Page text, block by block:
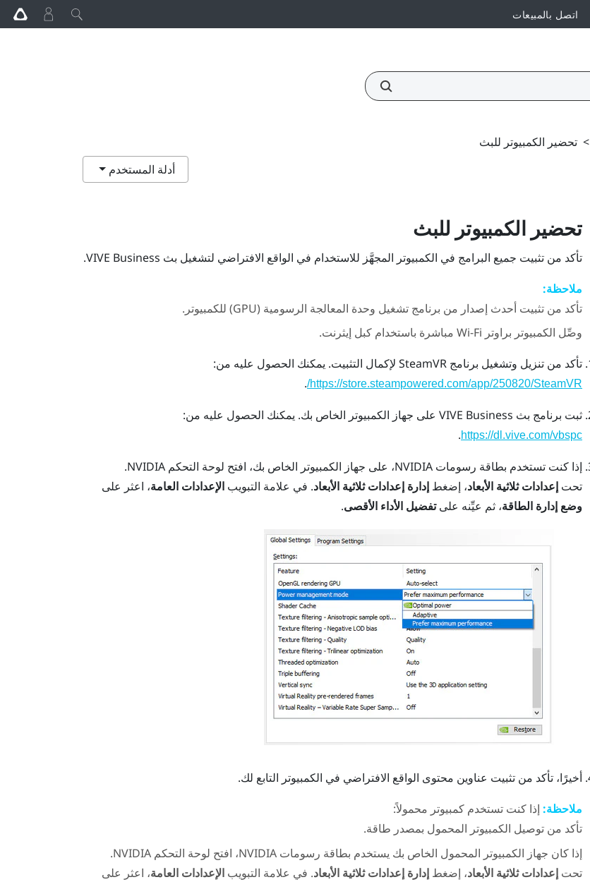
اتصل بالمبيعات
> تحضير الكمبيوتر للبث
أدلة المستخدم
تحضير الكمبيوتر للبث
تأكد من تثبيت جميع البرامج في الكمبيوتر المجهَّز للاستخدام في الواقع الافتراضي لتشغيل بث VIVE Business
.
ملاحظة:
تأكد من تثبيت أحدث إصدار من برنامج تشغيل وحدة المعالجة الرسومية (GPU) للكمبيوتر.
وصِّل الكمبيوتر براوتر Wi-Fi مباشرة باستخدام كبل إيثرنت.
تأكد من تنزيل وتشغيل برنامج SteamVRلإكمال التثبيت. يمكنك الحصول عليه من:
https://store.steampowered.com/app/250820/SteamVR/
.
ثبت برنامج بث VIVE Business على جهاز الكمبيوتر الخاص بك. يمكنك الحصول عليه من:
https://dl.vive.com/vbspc
.
إذا كنت تستخدم بطاقة رسومات NVIDIA، على جهاز الكمبيوتر الخاص بك، افتح لوحة التحكم NVIDIA
.
تحت إعدادات ثلاثية الأبعاد، إضغط إدارة إعدادات ثلاثية الأبعاد. في علامة التبويب الإعدادات العامة، اعثر على
وضع إدارة الطاقة، ثم عيِّنه علىتفضيل الأداء الأقصى.
أخيرًا، تأكد من تثبيت عناوين محتوى الواقع الافتراضي في الكمبيوتر التابع لك.
ملاحظة:إذا كنت تستخدم كمبيوتر محمولاً:
تأكد من توصيل الكمبيوتر المحمول بمصدر طاقة.
إذا كان جهاز الكمبيوتر المحمول الخاص بك يستخدم بطاقة رسومات NVIDIA، افتح لوحة التحكم NVIDIA
.
تحت إعدادات ثلاثية الأبعاد، إضغط إدارة إعدادات ثلاثية الأبعاد. في علامة التبويب الإعدادات العامة، اعثر على